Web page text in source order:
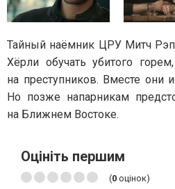
Тайный наёмник ЦРУ Митч
Хёрли обучать убитого
на преступников. Вместе они
Но позже напарникам
на Ближнем Востоке.
Оцініть першим
(0 оцінок)